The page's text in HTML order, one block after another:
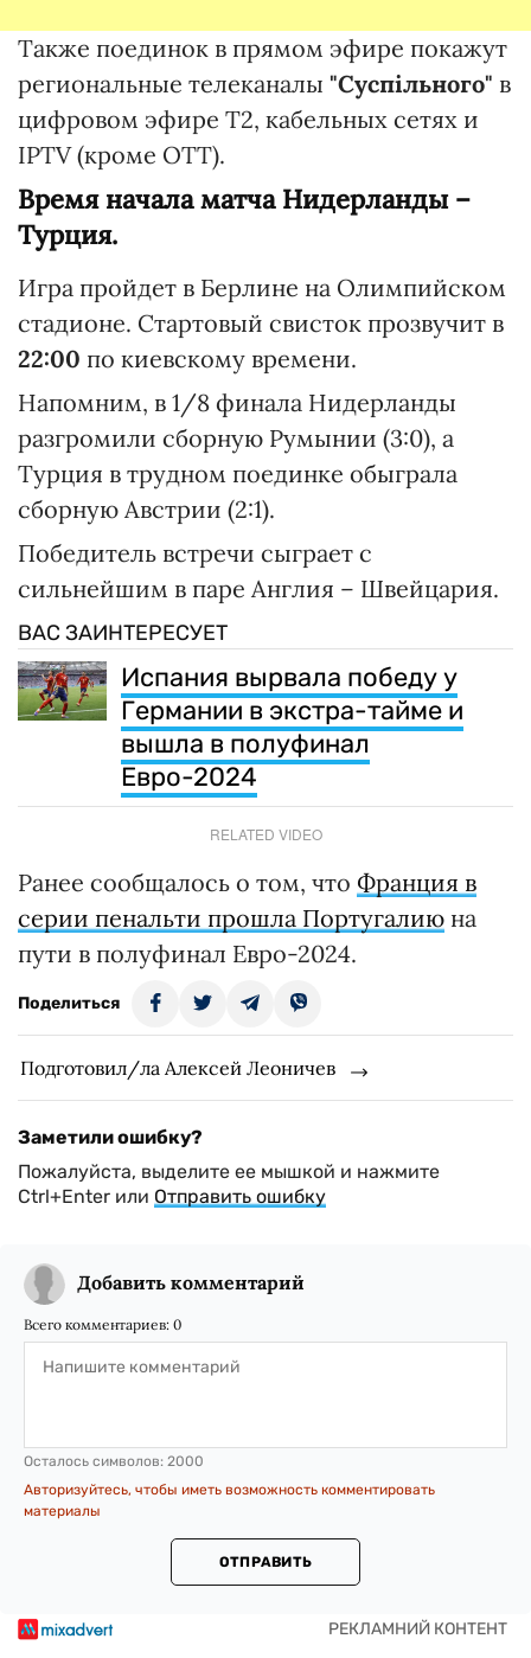
Также поединок в прямом эфире покажут
региональные телеканалы "Суспільного" в
цифровом эфире T2, кабельных сетях и
IPTV (кроме OTT).
Время начала матча Нидерланды –
Турция.
Игра пройдет в Берлине на Олимпийском
стадионе. Стартовый свисток прозвучит в
22:00 по киевскому времени.
Напомним, в 1/8 финала Нидерланды
разгромили сборную Румынии (3:0), а
Турция в трудном поединке обыграла
сборную Австрии (2:1).
Победитель встречи сыграет с
сильнейшим в паре Англия – Швейцария.
ВАС ЗАИНТЕРЕСУЕТ
Испания вырвала победу у
Германии в экстра-тайме и
вышла в полуфинал
Евро-2024
RELATED VIDEO
Ранее сообщалось о том, что Франция в
серии пенальти прошла Португалию на
пути в полуфинал Евро-2024.
Поделиться
Подготовил/ла Алексей Леоничев
Заметили ошибку?
Пожалуйста, выделите ее мышкой и нажмите
Ctrl+Enter или Отправить ошибку
Добавить комментарий
Всего комментариев: 0
Осталось символов: 2000
Авторизуйтесь, чтобы иметь возможность комментировать
материалы
ОТПРАВИТЬ